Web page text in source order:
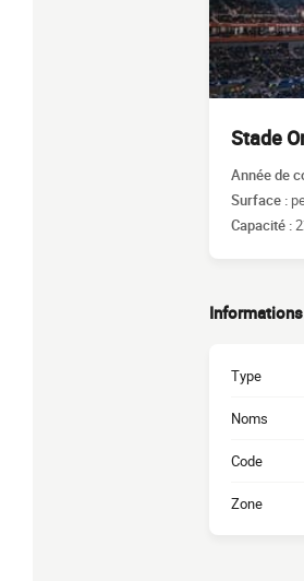
Stade
Année de
Surface :
Capacité :
Informations
Type
Noms
Code
Zone